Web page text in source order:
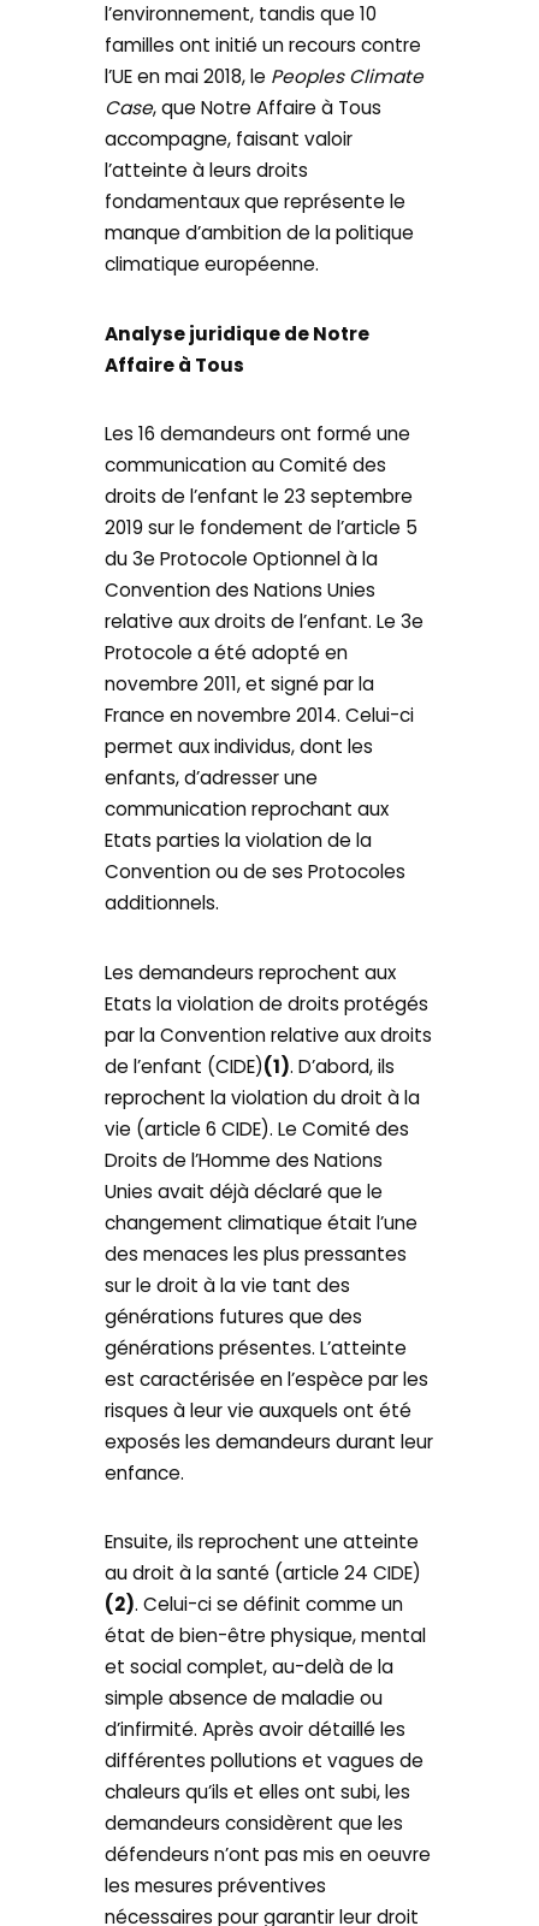
l’environnement, tandis que 10
familles ont initié un recours contre
l’UE en mai 2018, le Peoples Climate
Case, que Notre Affaire à Tous
accompagne, faisant valoir
l’atteinte à leurs droits
fondamentaux que représente le
manque d’ambition de la politique
climatique européenne.
Analyse juridique de Notre
Affaire à Tous
Les 16 demandeurs ont formé une
communication au Comité des
droits de l’enfant le 23 septembre
2019 sur le fondement de l’article 5
du 3e Protocole Optionnel à la
Convention des Nations Unies
relative aux droits de l’enfant. Le 3e
Protocole a été adopté en
novembre 2011, et signé par la
France en novembre 2014. Celui-ci
permet aux individus, dont les
enfants, d’adresser une
communication reprochant aux
Etats parties la violation de la
Convention ou de ses Protocoles
additionnels.
Les demandeurs reprochent aux
Etats la violation de droits protégés
par la Convention relative aux droits
de l’enfant (CIDE)(1). D’abord, ils
reprochent la violation du droit à la
vie (article 6 CIDE). Le Comité des
Droits de l’Homme des Nations
Unies avait déjà déclaré que le
changement climatique était l’une
des menaces les plus pressantes
sur le droit à la vie tant des
générations futures que des
générations présentes. L’atteinte
est caractérisée en l’espèce par les
risques à leur vie auxquels ont été
exposés les demandeurs durant leur
enfance.
Ensuite, ils reprochent une atteinte
au droit à la santé (article 24 CIDE)
(2). Celui-ci se définit comme un
état de bien-être physique, mental
et social complet, au-delà de la
simple absence de maladie ou
d’infirmité. Après avoir détaillé les
différentes pollutions et vagues de
chaleurs qu’ils et elles ont subi, les
demandeurs considèrent que les
défendeurs n’ont pas mis en oeuvre
les mesures préventives
nécessaires pour garantir leur droit